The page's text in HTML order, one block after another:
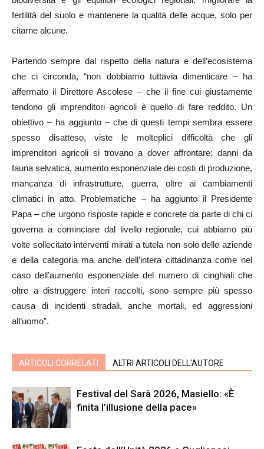
fertilità del suolo e mantenere la qualità delle acque, solo per
citarne alcune.
Partendo sempre dal rispetto della natura e dell’ecosistema
che ci circonda, “non dobbiamo tuttavia dimenticare – ha
affermato il Direttore Ascolese – che il fine cui giustamente
tendono gli imprenditori agricoli è quello di fare reddito. Un
obiettivo – ha aggiunto – che di questi tempi sembra essere
spesso disatteso, viste le molteplici difficoltà che gli
imprenditori agricoli si trovano a dover affrontare: danni da
fauna selvatica, aumento esponenziale dei costi di produzione,
mancanza di infrastrutture, guerra, oltre ai cambiamenti
climatici in atto. Problematiche – ha aggiunto il Presidente
Papa – che urgono risposte rapide e concrete da parte di chi ci
governa a cominciare dal livello regionale, cui abbiamo più
volte sollecitato interventi mirati a tutela non solo delle aziende
e della categoria ma anche dell’intera cittadinanza come nel
caso dell’aumento esponenziale del numero di cinghiali che
oltre a distruggere interi raccolti, sono sempre più spesso
causa di incidenti stradali, anche mortali, ed aggressioni
all’uomo”.
ARTICOLI CORRELATI ALTRI ARTICOLI DELL'AUTORE
Festival del Sarà 2026, Masiello: «È
finita l’illusione della pace»